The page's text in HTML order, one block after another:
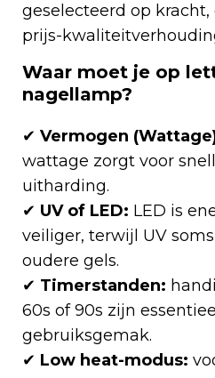
geselecteerd op kracht,
prijs-
Waar moet je op
nagellamp?
✔ Vermogen
wattage zorgt voor
uitharding.
✔ UV of LED: LED is
veiliger, terwijl UV
oudere gels.
✔ Timerstanden:
60s of 90s zijn
gebruiksgemak.
✔ Low heat-modus: